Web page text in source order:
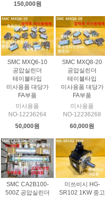
150,000원
SMC MXQ6-10
공압실린더
테이블타입
미사용품 대당가
FA부품
미사용품
NO-12236264
50,000원
SMC MXQ8-20
공압실린더
테이블타입
미사용품 대당가
FA부품
미사용품
NO-12236268
60,000원
SMC CA2B100-
500Z 공압실린더
미쓰비시 HG-
SR102 1KW 중고